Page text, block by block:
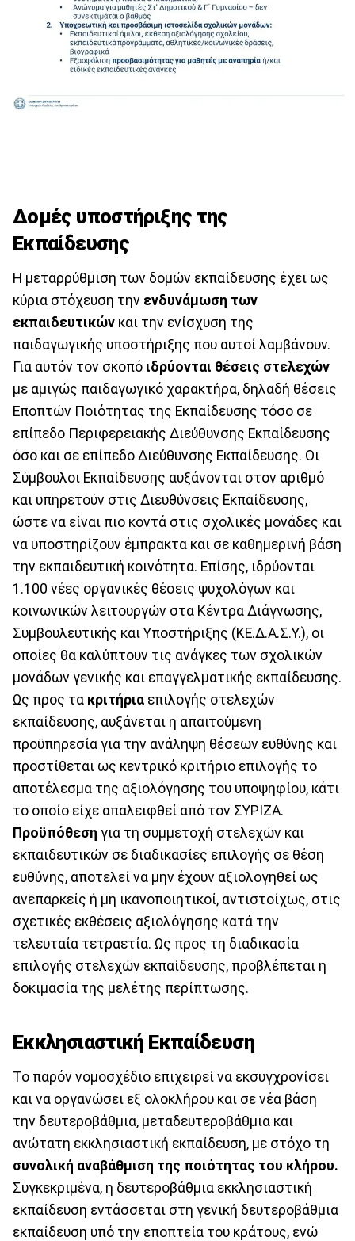
Δομές υποστήριξης της
Εκπαίδευσης
Η μεταρρύθμιση των δομών εκπαίδευσης έχει ως
κύρια στόχευση την ενδυνάμωση των
εκπαιδευτικών και την ενίσχυση της
παιδαγωγικής υποστήριξης που αυτοί λαμβάνουν.
Για αυτόν τον σκοπό ιδρύονται θέσεις στελεχών
με αμιγώς παιδαγωγικό χαρακτήρα, δηλαδή θέσεις
Εποπτών Ποιότητας της Εκπαίδευσης τόσο σε
επίπεδο Περιφερειακής Διεύθυνσης Εκπαίδευσης
όσο και σε επίπεδο Διεύθυνσης Εκπαίδευσης. Οι
Σύμβουλοι Εκπαίδευσης αυξάνονται στον αριθμό
και υπηρετούν στις Διευθύνσεις Εκπαίδευσης,
ώστε να είναι πιο κοντά στις σχολικές μονάδες και
να υποστηρίζουν έμπρακτα και σε καθημερινή βάση
την εκπαιδευτική κοινότητα. Επίσης, ιδρύονται
1.100 νέες οργανικές θέσεις ψυχολόγων και
κοινωνικών λειτουργών στα Κέντρα Διάγνωσης,
Συμβουλευτικής και Υποστήριξης (ΚΕ.Δ.Α.Σ.Υ.), οι
οποίες θα καλύπτουν τις ανάγκες των σχολικών
μονάδων γενικής και επαγγελματικής εκπαίδευσης.
Ως προς τα κριτήρια επιλογής στελεχών
εκπαίδευσης, αυξάνεται η απαιτούμενη
προϋπηρεσία για την ανάληψη θέσεων ευθύνης και
προστίθεται ως κεντρικό κριτήριο επιλογής το
αποτέλεσμα της αξιολόγησης του υποψηφίου, κάτι
το οποίο είχε απαλειφθεί από τον ΣΥΡΙΖΑ.
Προϋπόθεση για τη συμμετοχή στελεχών και
εκπαιδευτικών σε διαδικασίες επιλογής σε θέση
ευθύνης, αποτελεί να μην έχουν αξιολογηθεί ως
ανεπαρκείς ή μη ικανοποιητικοί, αντιστοίχως, στις
σχετικές εκθέσεις αξιολόγησης κατά την
τελευταία τετραετία. Ως προς τη διαδικασία
επιλογής στελεχών εκπαίδευσης, προβλέπεται η
δοκιμασία της μελέτης περίπτωσης.
Εκκλησιαστική Εκπαίδευση
Το παρόν νομοσχέδιο επιχειρεί να εκσυγχρονίσει
και να οργανώσει εξ ολοκλήρου και σε νέα βάση
την δευτεροβάθμια, μεταδευτεροβάθμια και
ανώτατη εκκλησιαστική εκπαίδευση, με στόχο τη
συνολική αναβάθμιση της ποιότητας του κλήρου.
Συγκεκριμένα, η δευτεροβάθμια εκκλησιαστική
εκπαίδευση εντάσσεται στη γενική δευτεροβάθμια
εκπαίδευση υπό την εποπτεία του κράτους, ενώ